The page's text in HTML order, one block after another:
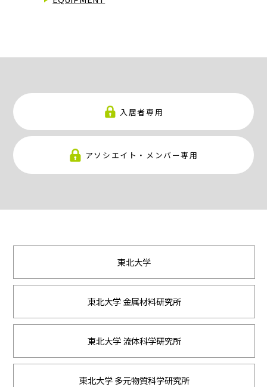
入居者専用
アソシエイト・メンバー専用
東北大学
東北大学 金属材料研究所
東北大学 流体科学研究所
東北大学 多元物質科学研究所